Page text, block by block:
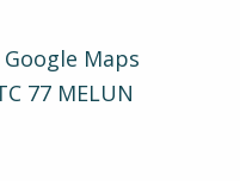
Maps
77 MELUN